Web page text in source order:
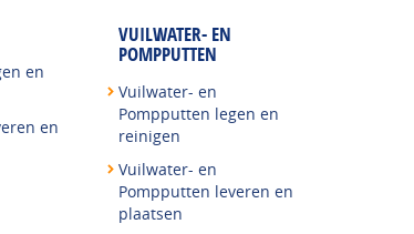
en
en
VUILWATER- EN
POMPPUTTEN
Vuilwater- en
Pompputten legen en
reinigen
Vuilwater- en
Pompputten leveren en
plaatsen